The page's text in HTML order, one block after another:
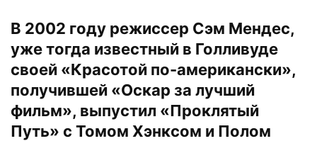
В 2002 году режиссер Сэм Мендес,
уже тогда известный в Голливуде
своей «Красотой по-американски»,
получившей «Оскар за лучший
фильм», выпустил «Проклятый
Путь» с Томом Хэнксом и Полом